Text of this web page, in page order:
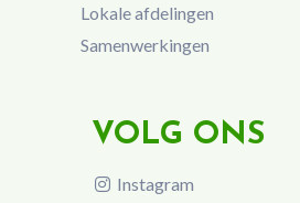
Lokale afdelingen
Samenwerkingen
VOLG ONS
Instagram